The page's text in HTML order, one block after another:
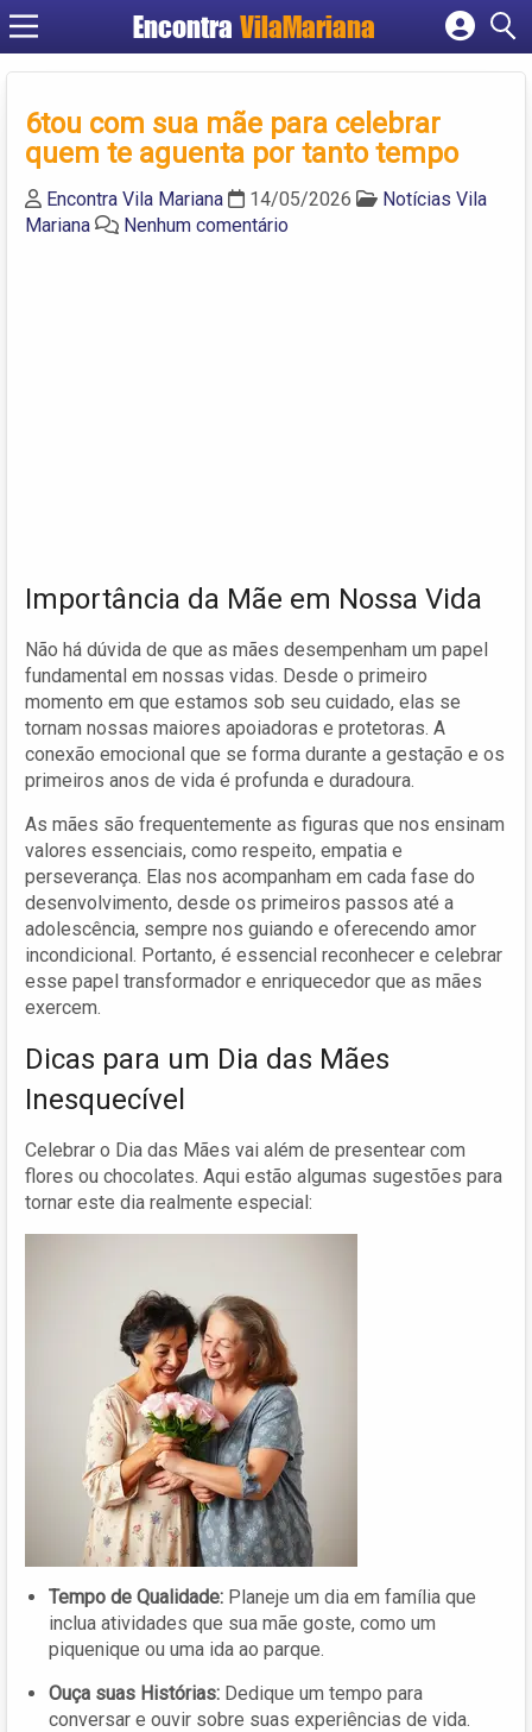
EncontraVilaMariana
Cadastrar empresa
Criar conta
6tou com sua mãe para celebrar
quem te aguenta por tanto tempo
Encontra Vila Mariana 14/05/2026
Notícias Vila
Mariana
Nenhum comentário
Importância da Mãe em Nossa Vida
Não há dúvida de que as mães desempenham um papel
fundamental em nossas vidas. Desde o primeiro
momento em que estamos sob seu cuidado, elas se
tornam nossas maiores apoiadoras e protetoras. A
conexão emocional que se forma durante a gestação e os
primeiros anos de vida é profunda e duradoura.
As mães são frequentemente as figuras que nos ensinam
valores essenciais, como respeito, empatia e
perseverança. Elas nos acompanham em cada fase do
desenvolvimento, desde os primeiros passos até a
adolescência, sempre nos guiando e oferecendo amor
incondicional. Portanto, é essencial reconhecer e celebrar
esse papel transformador e enriquecedor que as mães
exercem.
Dicas para um Dia das Mães
Inesquecível
Celebrar o Dia das Mães vai além de presentear com
flores ou chocolates. Aqui estão algumas sugestões para
tornar este dia realmente especial:
Tempo de Qualidade: Planeje um dia em família que
inclua atividades que sua mãe goste, como um
piquenique ou uma ida ao parque.
Ouça suas Histórias: Dedique um tempo para
conversar e ouvir sobre suas experiências de vida.